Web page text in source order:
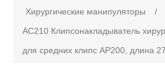
Хирургические манипуляторы
/
AC210 Клипсонакладыватель
для средних клипс AP200, длина